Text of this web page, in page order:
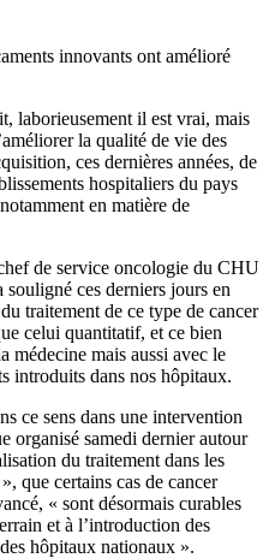
innovants ont amélioré
laborieusement il est vrai, mais
la qualité de vie des
ces dernières années, de
hospitaliers du pays
en matière de
de service oncologie du CHU
souligné ces derniers jours en
traitement de ce type de cancer
celui quantitatif, et ce bien
médecine mais aussi avec le
introduits dans nos hôpitaux.
ce sens dans une intervention
organisé samedi dernier autour
du traitement dans les
que certains cas de cancer
« sont désormais curables
et à l’introduction des
hôpitaux nationaux ».